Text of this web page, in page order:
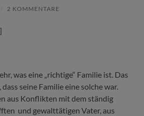
2 KOMMENTARE
was eine „richtige“ Familie ist. Das
seine Familie eine solche war.
aus Konflikten mit dem ständig
und gewalttätigen Vater, aus